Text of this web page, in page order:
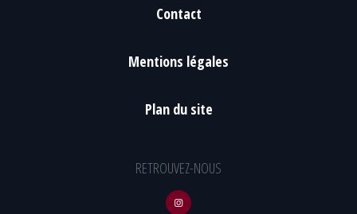
Contact
Mentions légales
Plan du site
RETROUVEZ-NOUS